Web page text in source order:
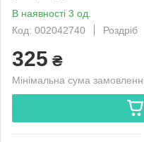
В наявності 3 од.
Код: 002042740
Роздріб
325 ₴
Мінімальна сума